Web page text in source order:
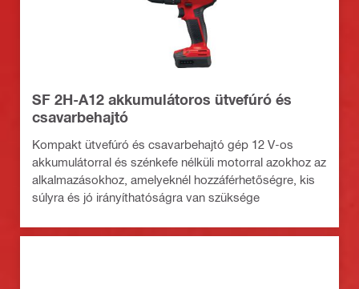
SF 2H-A12 akkumulátoros ütvefúró és
csavarbehajtó
Kompakt ütvefúró és csavarbehajtó gép 12 V-os
akkumulátorral és szénkefe nélküli motorral azokhoz az
alkalmazásokhoz, amelyeknél hozzáférhetőségre, kis
súlyra és jó irányíthatóságra van szüksége